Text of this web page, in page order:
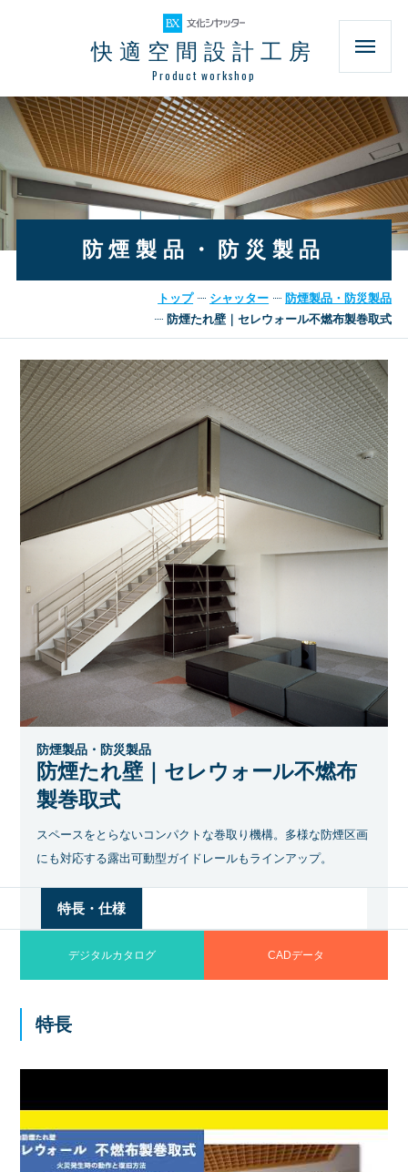
快適空間設計工房
Product workshop
防煙製品・防災製品
トップ シャッター
防煙製品・防災製品
防煙たれ壁｜セレウォール不燃布製巻取式
防煙製品・防災製品
防煙たれ壁｜セレウォール不燃布
製巻取式
スペースをとらないコンパクトな巻取り機構。多様な防煙区画
にも対応する露出可動型ガイドレールもラインアップ。
特長・仕様
デジタルカタログ CADデータ
特長